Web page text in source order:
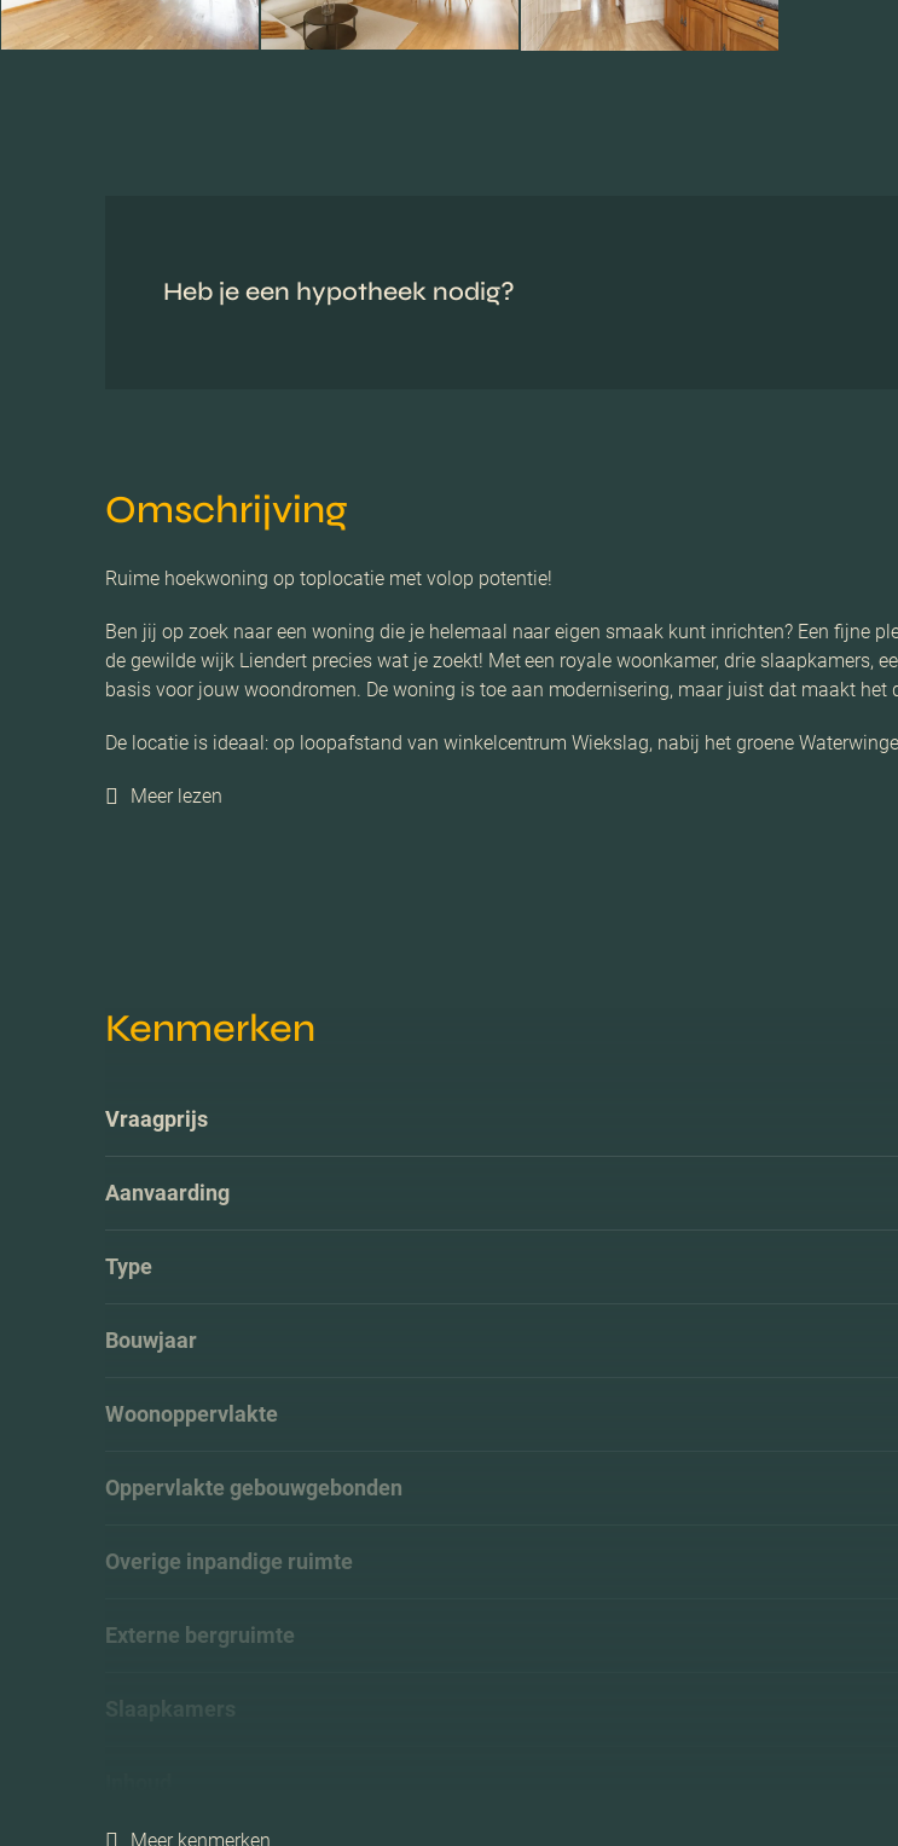
Heb je een hypotheek nodig?
Omschrijving
Ruime hoekwoning op toplocatie met volop potentie!
Ben jij op zoek naar een woning die je helemaal naar eigen smaak kunt inrichten? Een fijne
de gewilde wijk Liendert precies wat je zoekt! Met een royale woonkamer, drie slaapkamers,
basis voor jouw woondromen. De woning is toe aan modernisering, maar juist dat maakt
De locatie is ideaal: op loopafstand van winkelcentrum Wiekslag, nabij het groene
Meer lezen
Kenmerken
Vraagprijs
Aanvaarding
Type
Bouwjaar
Woonoppervlakte
Oppervlakte gebouwgebonden
Overige inpandige ruimte
Externe bergruimte
Slaapkamers
Meer kenmerken